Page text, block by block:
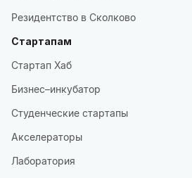
Резидентство в Сколково
Стартапам
Стартап Хаб
Бизнес–инкубатор
Студенческие стартапы
Акселераторы
Лаборатория